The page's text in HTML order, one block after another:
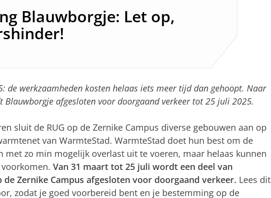
Blauwborgje: Let op,
de werkzaamheden kosten helaas iets meer tijd dan gehoopt. Naar
Blauwborgje afgesloten voor doorgaand verkeer tot 25 juli 2025.
sluit de RUG op de Zernike Campus diverse gebouwen aan op
van WarmteStad. WarmteStad doet hun best om de
met zo min mogelijk overlast uit te voeren, maar helaas kunnen
Van 31 maart tot 25 juli wordt een deel van
de Zernike Campus afgesloten voor doorgaand verkeer. Lees dit
zodat je goed voorbereid bent en je bestemming op de